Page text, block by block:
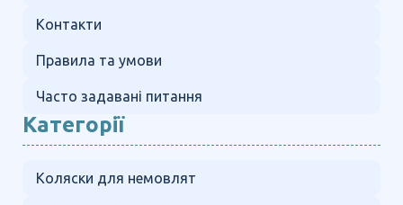
Контакти
Правила та умови
Часто задавані питання
Категорії
Коляски для немовлят